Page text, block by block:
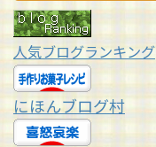
人気ブログランキング
にほんブログ村